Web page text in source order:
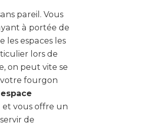
pareil. Vous
à portée de
les espaces les
lors de
on peut vite se
votre fourgon
vous offre un
de